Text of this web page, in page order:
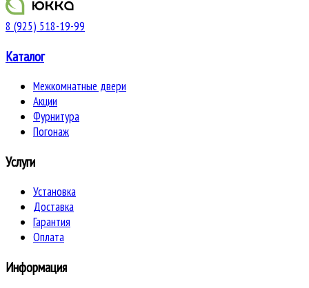
8 (925) 518-19-99
Каталог
Межкомнатные двери
Акции
Фурнитура
Погонаж
Услуги
Установка
Доставка
Гарантия
Оплата
Информация